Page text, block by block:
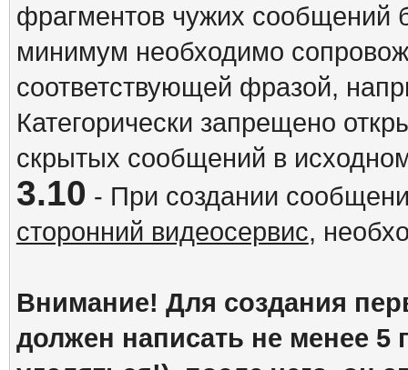
фрагментов чужих сообщений
минимум необходимо
соответствующей фразой,
Категорически запрещено
скрытых сообщений в
3.10 - При создании
сторонний видеосервис,
Внимание! Для создания
должен написать не менее